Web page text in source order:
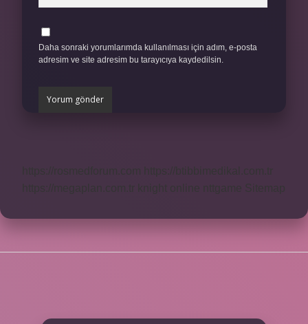
Daha sonraki yorumlarımda kullanılması için adım, e-posta
adresim ve site adresim bu tarayıcıya kaydedilsin.